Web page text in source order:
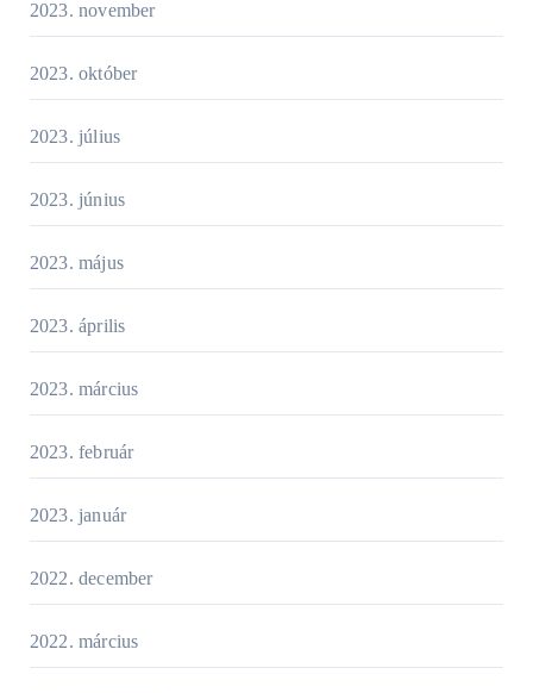
2023. november
2023. október
2023. július
2023. június
2023. május
2023. április
2023. március
2023. február
2023. január
2022. december
2022. március